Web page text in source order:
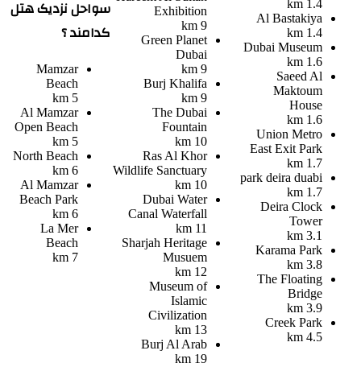
1.4 km
Al Bastakiya
1.4 km
Dubai Museum
1.6 km
Saeed Al
Maktoum
House
1.6 km
Union Metro
East Exit Park
1.7 km
park deira duabi
1.7 km
Deira Clock
Tower
3.1 km
Karama Park
3.8 km
The Floating
Bridge
3.9 km
Creek Park
4.5 km
Exhibition
9 km
Green Planet
Dubai
9 km
Burj Khalifa
9 km
The Dubai
Fountain
10 km
Ras Al Khor
Wildlife Sanctuary
10 km
Dubai Water
Canal Waterfall
11 km
Sharjah Heritage
Musuem
12 km
Museum of
Islamic
Civilization
13 km
Burj Al Arab
19 km
سواحل نزدیک هتل
کدامند ؟
Mamzar
Beach
5 km
Al Mamzar
Open Beach
5 km
North Beach
6 km
Al Mamzar
Beach Park
6 km
La Mer
Beach
7 km